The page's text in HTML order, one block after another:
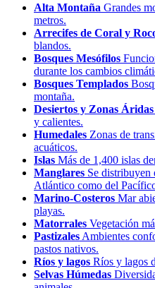
Alta Montaña Grandes
metros.
Arrecifes de Coral y
blandos.
Bosques Mesófilos
durante los cambios
Bosques Templados
montaña.
Desiertos y Zonas Áridas
y calientes.
Humedales Zonas de
acuáticos.
Islas Más de 1,400 islas
Manglares Se distribuyen
Atlántico como del
Marino-Costeros Mar
playas.
Matorrales Vegetación
Pastizales Ambientes
pastos nativos.
Ríos y lagos Ríos y lagos
Selvas Húmedas